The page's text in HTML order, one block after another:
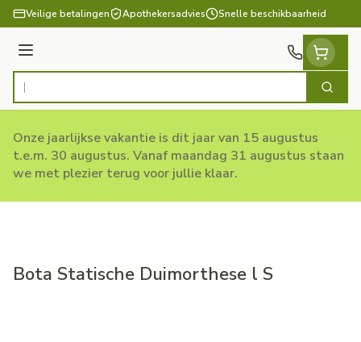
Ga naar de inhoud
Veilige betalingen Apothekersadvies Snelle beschikbaarheid
Menu
Product, merk, categorie... Zoek
Onze jaarlijkse vakantie is dit jaar van 15 augustus
t.e.m. 30 augustus. Vanaf maandag 31 augustus staan
we met plezier terug voor jullie klaar.
Bota Statische Duimorthese l S